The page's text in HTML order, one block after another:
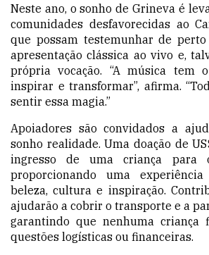
Neste ano, o sonho de Grineva é
comunidades desfavorecidas ao
que possam testemunhar de
apresentação clássica ao vivo e,
própria vocação. “A música tem
inspirar e transformar”, afirma.
sentir essa magia.”
Apoiadores são convidados a
sonho realidade. Uma doação de
ingresso de uma criança para
proporcionando uma
beleza, cultura e inspiração.
ajudarão a cobrir o transporte e a
garantindo que nenhuma criança
questões logísticas ou financeiras.